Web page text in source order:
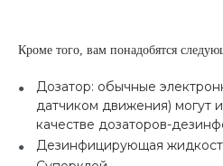
Кроме того, вам понадобятся
Дозатор: обычные
датчиком движения) могут
качестве дозаторов-
Дезинфицирующая